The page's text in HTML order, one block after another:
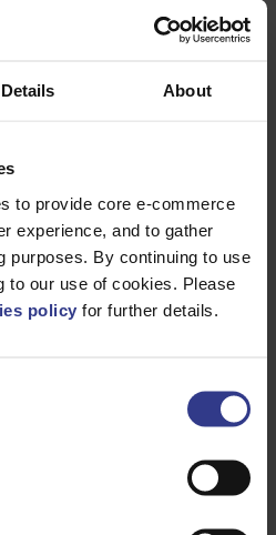
Details About
to provide core e-commerce
experience, and to gather
purposes. By continuing to use
to our use of cookies. Please
policy for further details.
aus und klicken Sie auf die
um ein Angebot zu
ZUM ANGEBOT
ZUM ANGEBOT